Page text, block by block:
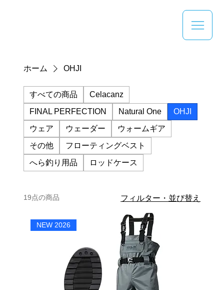
ホーム OHJI
すべての商品
Celacanz
FINAL PERFECTION
Natural One
OHJI
ウェア
ウェーダー
ウォームギア
その他
フローティングベスト
へら釣り用品
ロッドケース
19点の商品 フィルター・並び替え
NEW 2026